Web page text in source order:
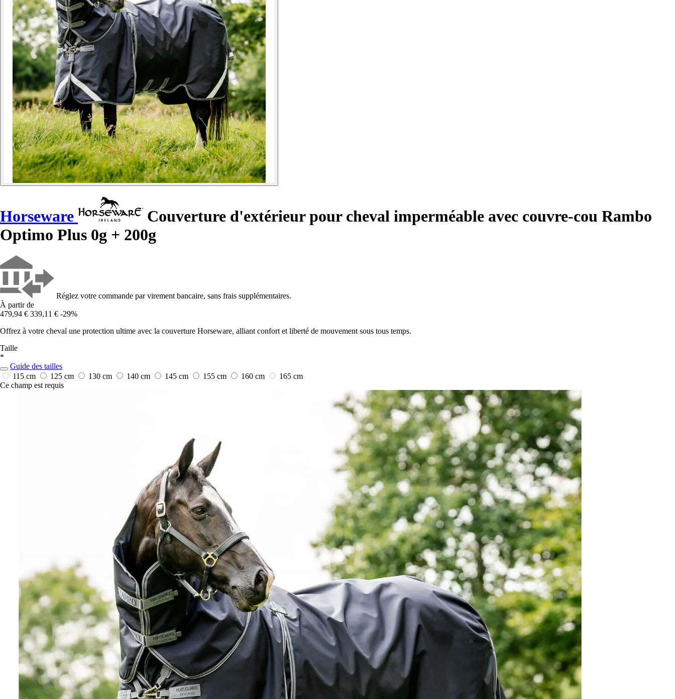
Horseware
Couverture d'extérieur pour cheval imperméable avec couvre-cou Rambo
Optimo Plus 0g + 200g
Réglez votre commande par virement bancaire, sans frais supplémentaires.
À partir de
479,94 € 339,11 € -29%
Offrez à votre cheval une protection ultime avec la couverture Horseware, alliant confort et liberté de mouvement sous tous temps.
Taille
*
Guide des tailles
115 cm
125 cm 130 cm 140 cm 145 cm 155 cm 160 cm
165 cm
Ce champ est requis